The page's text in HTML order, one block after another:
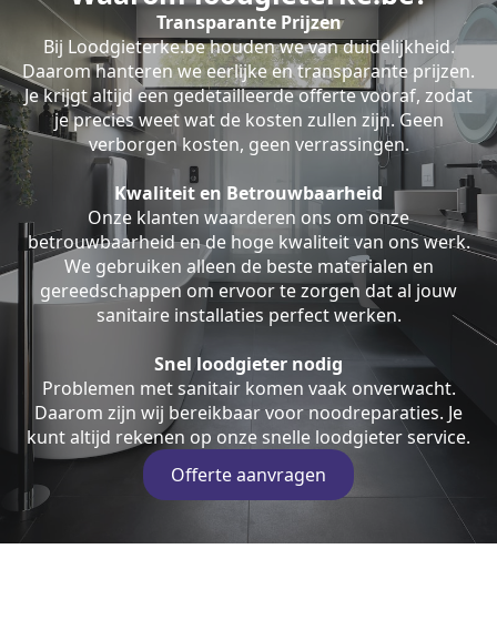
Transparante Prijzen
Bij Loodgieterke.be houden we van duidelijkheid.
Daarom hanteren we eerlijke en transparante prijzen.
Je krijgt altijd een gedetailleerde offerte vooraf, zodat
je precies weet wat de kosten zullen zijn. Geen
verborgen kosten, geen verrassingen.
Kwaliteit en Betrouwbaarheid
Onze klanten waarderen ons om onze
betrouwbaarheid en de hoge kwaliteit van ons werk.
We gebruiken alleen de beste materialen en
gereedschappen om ervoor te zorgen dat al jouw
sanitaire installaties perfect werken.
Snel loodgieter nodig
Problemen met sanitair komen vaak onverwacht.
Daarom zijn wij bereikbaar voor noodreparaties. Je
kunt altijd rekenen op onze snelle loodgieter service.
Offerte aanvragen